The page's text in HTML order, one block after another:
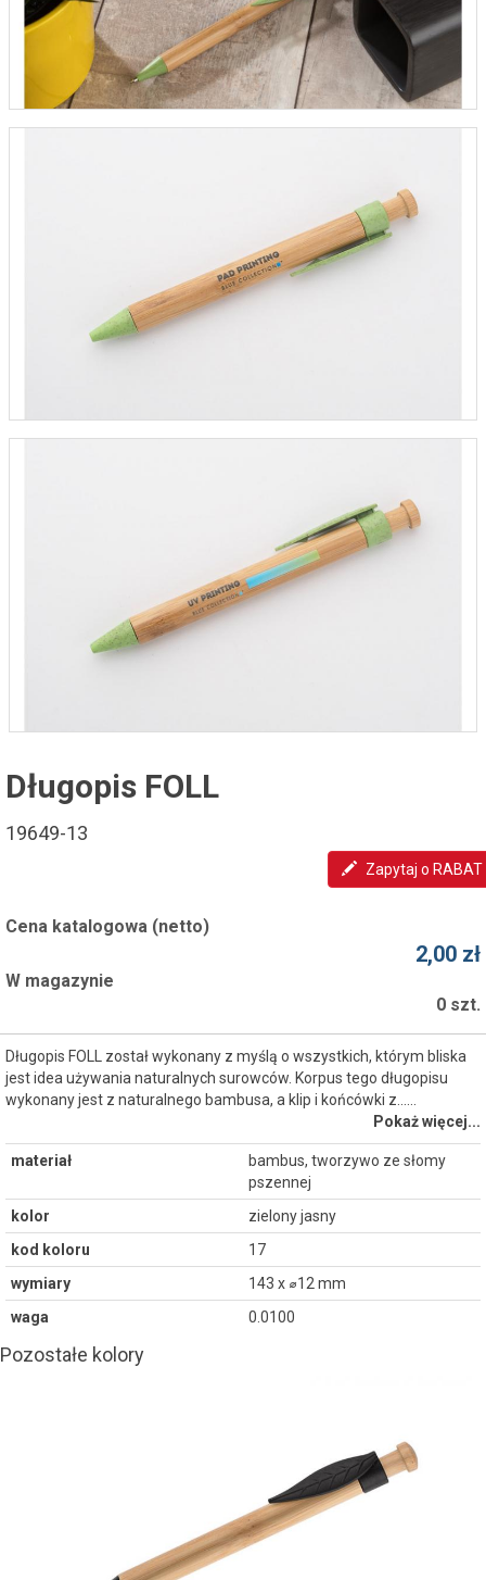
Długopis FOLL
19649-13
Zapytaj o RABAT
Cena katalogowa (netto)
2,00 zł
W magazynie
0 szt.
Długopis FOLL został wykonany z myślą o wszystkich, którym bliska
jest idea używania naturalnych surowców. Korpus tego długopisu
wykonany jest z naturalnego bambusa, a klip i końcówki z...…
Pokaż więcej...
materiał
bambus, tworzywo ze słomy
pszennej
kolor
zielony jasny
kod koloru
17
wymiary
143 x ⌀12 mm
waga
0.0100
Pozostałe kolory